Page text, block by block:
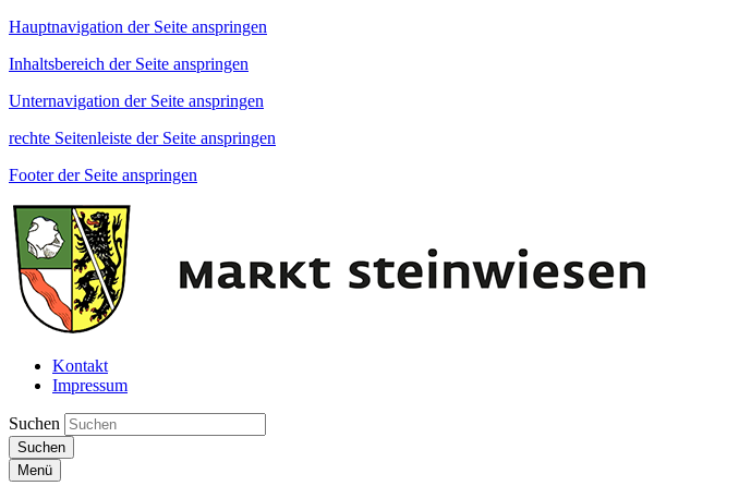
Hauptnavigation der Seite anspringen
Inhaltsbereich der Seite anspringen
Unternavigation der Seite anspringen
rechte Seitenleiste der Seite anspringen
Footer der Seite anspringen
Kontakt
Impressum
Suchen
Suchen
Menü